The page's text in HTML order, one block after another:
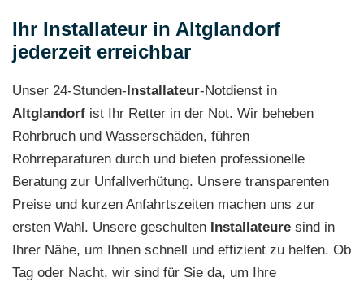
Ihr Installateur in Altglandorf
jederzeit erreichbar
Unser 24-Stunden-Installateur-Notdienst in
Altglandorf ist Ihr Retter in der Not. Wir beheben
Rohrbruch und Wasserschäden, führen
Rohrreparaturen durch und bieten professionelle
Beratung zur Unfallverhütung. Unsere transparenten
Preise und kurzen Anfahrtszeiten machen uns zur
ersten Wahl. Unsere geschulten Installateure sind in
Ihrer Nähe, um Ihnen schnell und effizient zu helfen. Ob
Tag oder Nacht, wir sind für Sie da, um Ihre